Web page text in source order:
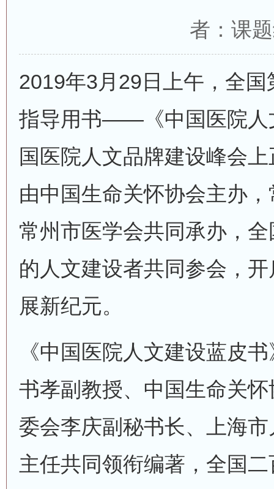
者：课
2019年3月29日上午，全
指导用书——《中国医院人
国医院人文品牌建设峰会
由中国生命关怀协会主办
常州市医学会共同承办，
的人文建设者共同参会，
展新纪元。
《中国医院人文建设蓝皮
书孝副教授、中国生命关
委会李庆副秘书长、上海
主任共同领衔编著，全国